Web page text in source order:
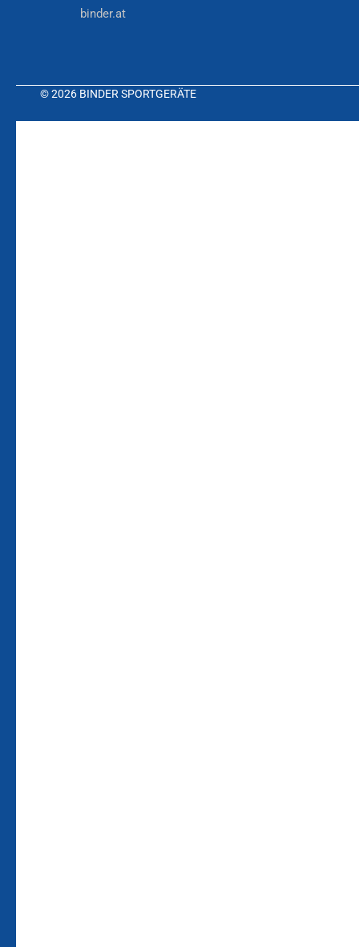
binder.at
© 2026 BINDER SPORTGERÄTE